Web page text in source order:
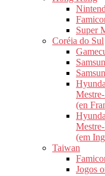
Super
Coréia do Sul
(en
(em
Taiwan
Jogos